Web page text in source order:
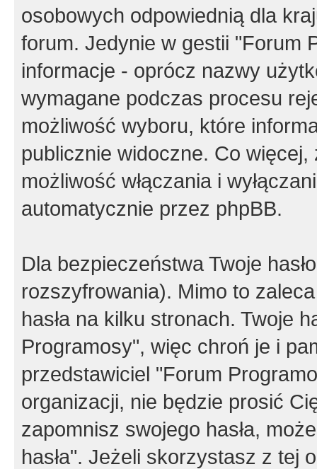
osobowych odpowiednią dla
forum. Jedynie w gestii "Forum
informacje - oprócz nazwy
wymagane podczas procesu
możliwość wyboru, które
publicznie widoczne. Co
możliwość włączania i
automatycznie przez phpBB.
Dla bezpieczeństwa Twoje
rozszyfrowania). Mimo to
hasła na kilku stronach. Twoje
Programosy", więc chroń je i
przedstawiciel "Forum
organizacji, nie będzie prosić
zapomnisz swojego hasła,
hasła". Jeżeli skorzystasz z tej